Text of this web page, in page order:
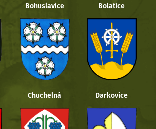
Bohuslavice Bolatice
Chuchelná Darkovice